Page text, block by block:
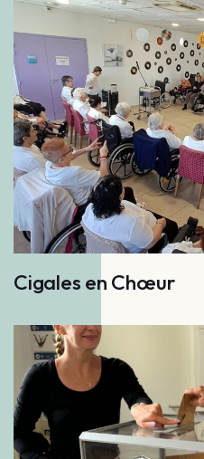
Cigales en Chœur